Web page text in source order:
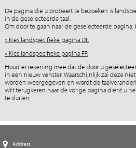
De pagina die u probeert te bezoeken is
in de geselecteerde taal.
Om door te gaan naar de geselecteerde
» Kies landspecifieke pagina DE
» Kies landspecifieke pagina FR
Houd er rekening mee dat de door u
in een nieuw venster. Waarschijnlijk zal deze
worden weergegeven en wordt de
wilt terugkeren naar de vorige pagina dient u
te sluiten.
Address